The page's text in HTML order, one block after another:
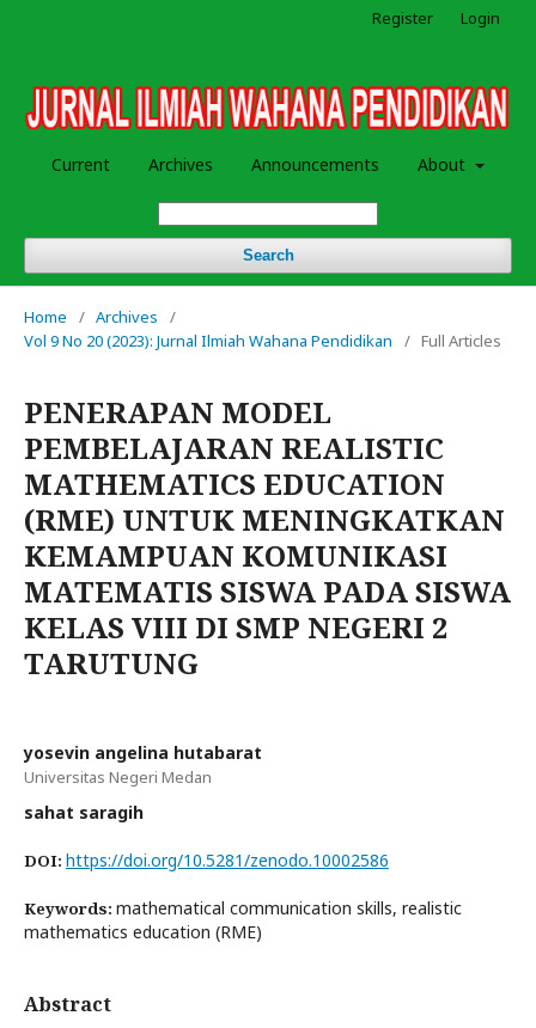
Current Archives Announcements About
Search
Register Login
Home / Archives
/
Vol 9 No 20 (2023): Jurnal Ilmiah Wahana Pendidikan
/ Full Articles
PENERAPAN MODEL
PEMBELAJARAN REALISTIC
MATHEMATICS EDUCATION
(RME) UNTUK MENINGKATKAN
KEMAMPUAN KOMUNIKASI
MATEMATIS SISWA PADA SISWA
KELAS VIII DI SMP NEGERI 2
TARUTUNG
yosevin angelina hutabarat
Universitas Negeri Medan
sahat saragih
DOI: https://doi.org/10.5281/zenodo.10002586
Keywords: mathematical communication skills, realistic
mathematics education (RME)
Abstract